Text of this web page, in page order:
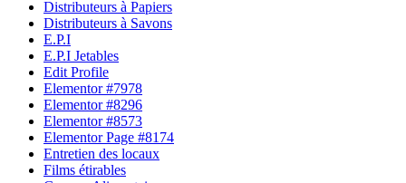
Distributeurs à Papiers
Distributeurs à Savons
E.P.I
E.P.I Jetables
Edit Profile
Elementor #7978
Elementor #8296
Elementor #8573
Elementor Page #8174
Entretien des locaux
Films étirables